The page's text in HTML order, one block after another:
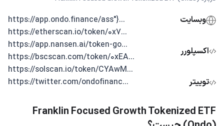
وبسایت ...{"https://app.ondo.finance/ass
اکسپلورر
...https://etherscan.io/token/0x7
...https://app.nansen.ai/token-go
...https://bscscan.com/token/0xEA
...https://solscan.io/token/CYAwM
توییتر
...https://twitter.com/ondofinanc
Franklin Focused Growth Tokenized ETF